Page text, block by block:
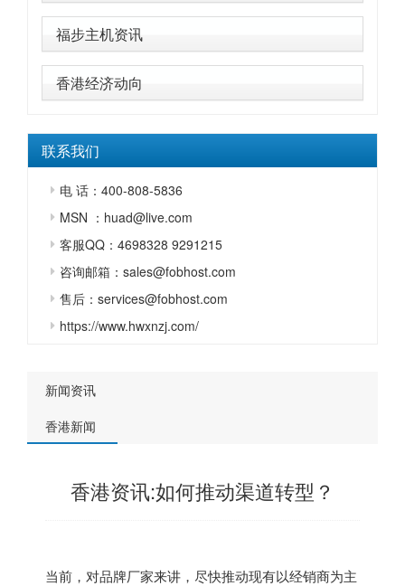
福步主机资讯
香港经济动向
联系我们
电 话：400-808-5836
MSN ：huad@live.com
客服QQ：4698328 9291215
咨询邮箱：sales@fobhost.com
售后：services@fobhost.com
https://www.hwxnzj.com/
新闻资讯
香港新闻
香港资讯:如何推动渠道转型？
当前，对品牌厂家来讲，尽快推动现有以经销商为主